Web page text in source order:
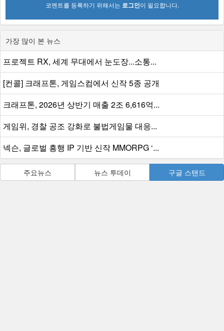
코멘트를 등록하기 위해서는 로그인이 필요합니다.
가장 많이 본 뉴스
프로젝트 RX, 세계 무대에서 눈도장...소통...
[컨콜] 크래프톤, 게임스컴에서 신작 5종 공개
크래프톤, 2026년 상반기 매출 2조 6,616억...
게임위, 경찰 공조 강화로 불법게임물 대응...
넥슨, 글로벌 흥행 IP 기반 신작 MMORPG ‘...
주요뉴스 뉴스 투데이 구글 스탠드